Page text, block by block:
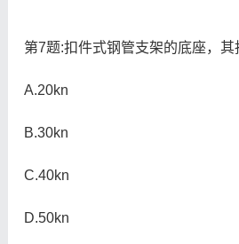
第7题:扣件式钢管支架的底座，
A.20kn
B.30kn
C.40kn
D.50kn